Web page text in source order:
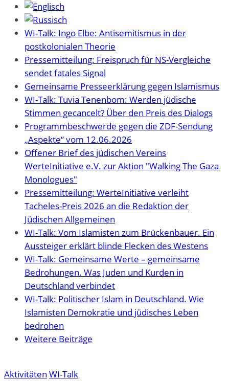
WI-Talk: Ingo Elbe: Antisemitismus in der
postkolonialen Theorie
Pressemitteilung: Freispruch für NS-Vergleiche
sendet fatales Signal
Gemeinsame Presseerklärung gegen Islamismus
WI-Talk: Tuvia Tenenbom: Werden jüdische
Stimmen gecancelt? Über den Preis des Dialogs
Programmbeschwerde gegen die ZDF-Sendung
„Aspekte“ vom 12.06.2026
Offener Brief des jüdischen Vereins
WerteInitiative e.V. zur Aktion "Walking The Gaza
Monologues"
Pressemitteilung: WerteInitiative verleiht
Tacheles-Preis 2026 an die Redaktion der
Jüdischen Allgemeinen
WI-Talk: Vom Islamisten zum Brückenbauer. Ein
Aussteiger erklärt blinde Flecken des Westens
WI-Talk: Gemeinsame Werte – gemeinsame
Bedrohungen. Was Juden und Kurden in
Deutschland verbindet
WI-Talk: Politischer Islam in Deutschland. Wie
Islamisten Demokratie und jüdisches Leben
bedrohen
Weitere Beiträge
Aktivitäten WI-Talk